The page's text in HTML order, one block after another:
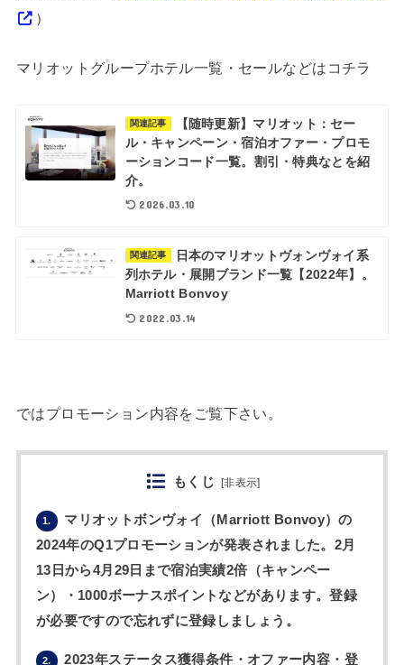
）
マリオットグループホテル一覧・セールなどはコチラ
関連記事
【随時更新】マリオット：セー
ル・キャンペーン・宿泊オファー・プロモ
ーションコード一覧。割引・特典なとを紹
介。
2026.03.10
関連記事
日本のマリオットヴォンヴォイ系
列ホテル・展開ブランド一覧【2022年】。
Marriott Bonvoy
2022.03.14
ではプロモーション内容をご覧下さい。
もくじ [非表示]
1.
マリオットボンヴォイ（Marriott Bonvoy）の
2024年のQ1プロモーションが発表されました。2月
13日から4月29日まで宿泊実績2倍（キャンペー
ン）・1000ボーナスポイントなどがあります。登録
が必要ですので忘れずに登録しましょう。
2. 2023年ステータス獲得条件・オファー内容・登